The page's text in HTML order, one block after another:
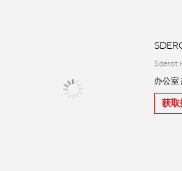
Sderot
办公室
获取